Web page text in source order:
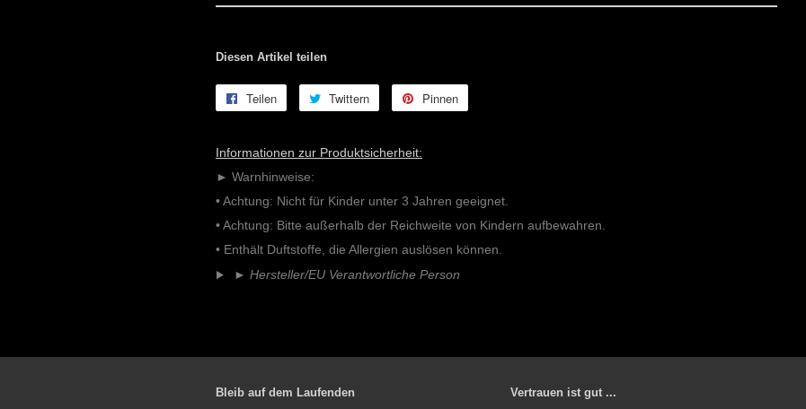
Diesen Artikel teilen
Teilen
teilen
Twittern
twittern
Pinnen
Informationen zur Produktsicherheit:
► Warnhinweise:
• Achtung: Nicht für Kinder unter 3 Jahren geeignet.
• Achtung: Bitte außerhalb der Reichweite von Kindern aufbewahren.
• Enthält Duftstoffe, die Allergien auslösen können.
► Hersteller/EU Verantwortliche Person
Bleib auf dem Laufenden Vertrauen ist gut ...